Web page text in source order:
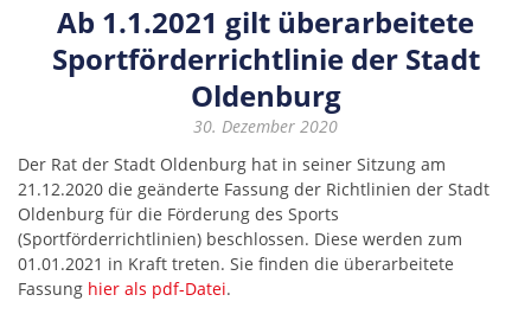
Ab 1.1.2021 gilt überarbeitete
Sportförderrichtlinie der Stadt
Oldenburg
30. Dezember 2020
Der Rat der Stadt Oldenburg hat in seiner Sitzung am
21.12.2020 die geänderte Fassung der Richtlinien der Stadt
Oldenburg für die Förderung des Sports
(Sportförderrichtlinien) beschlossen. Diese werden zum
01.01.2021 in Kraft treten. Sie finden die überarbeitete
Fassung hier als pdf-Datei.